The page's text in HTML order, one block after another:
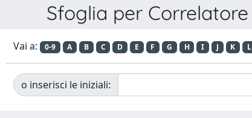
Sfoglia per Correlatore
Vai a: 0-9 A B C D E F G H I J K L
o inserisci le iniziali: